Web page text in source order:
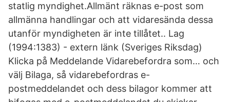
statlig myndighet.Allmänt räknas e-post som
allmänna handlingar och att vidaresända dessa
utanför myndigheten är inte tillåtet.. Lag
(1994:1383) - extern länk (Sveriges Riksdag)
Klicka på Meddelande Vidarebefordra som… och
välj Bilaga, så vidarebefordras e-
postmeddelandet och dess bilagor kommer att